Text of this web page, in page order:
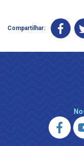
Compartilhar: